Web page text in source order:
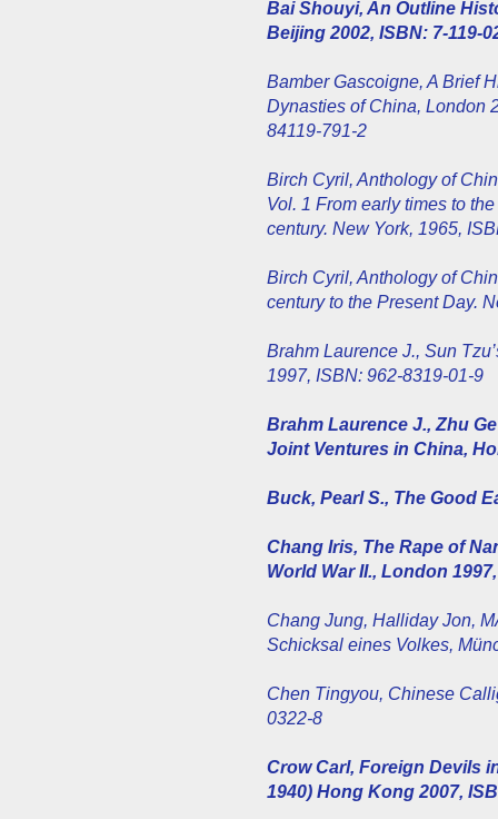
Bai Shouyi, An Outline
Beijing 2002, ISBN: 7-119-
Bamber Gascoigne, A Brief
Dynasties of China, London
84119-791-2
Birch Cyril, Anthology of
Vol. 1 From early times to
century. New York, 1965,
Birch Cyril, Anthology of
century to the Present Day.
Brahm Laurence J., Sun
1997, ISBN: 962-8319-01-9
Brahm Laurence J., Zhu
Joint Ventures in China,
Buck, Pearl S., The Good
Chang Iris, The Rape of
World War II., London
Chang Jung, Halliday Jon,
Schicksal eines Volkes,
Chen Tingyou, Chinese
0322-8
Crow Carl, Foreign Devils
1940) Hong Kong 2007,